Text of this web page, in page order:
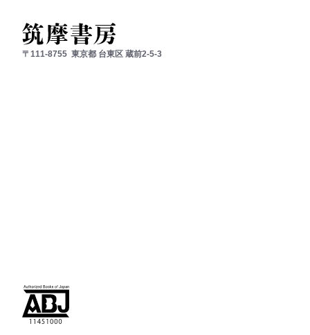
〒111-8755 東京都 台東区 蔵前2-5-3